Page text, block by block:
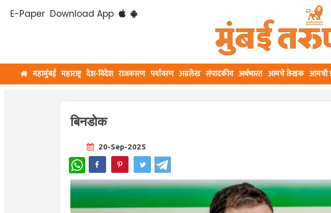
E-Paper Download App
महामुंबई महाराष्ट्र देश-विदेश राजकारण पर्यावरण अग्रलेख संपादकीय अर्थभारत आमचे लेखक आमची
बिनडोक
20-Sep-2025
WhatsApp